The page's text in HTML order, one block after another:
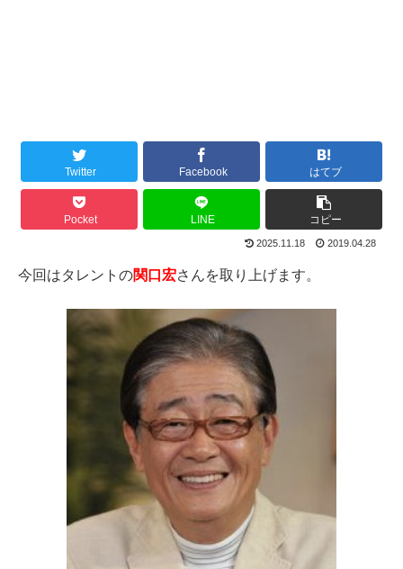
Twitter Facebook はてブ
Pocket LINE コピー
2025.11.18 2019.04.28
今回はタレントの関口宏さんを取り上げます。